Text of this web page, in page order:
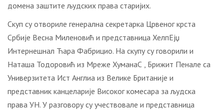
домена заштите људских права старијих.
Скуп су отвориле генерална секретарка Црвеног крста
Србије Весна Миленовић и представница ХелпЕјџ
Интернешнал Ћара Фабрицио. На скупу су говорили и
Наташа Тодоровић из Мреже ХуманаС , Брижит Пенале са
Универзитета Ист Англиа из Велике Британије и
представник канцеларије Високог комесара за људска
права УН. У разговору су учествовале и представница